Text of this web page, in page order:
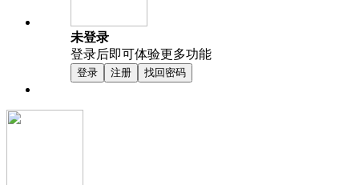
未登录
登录后即可体验更多功能
登录 注册 找回密码